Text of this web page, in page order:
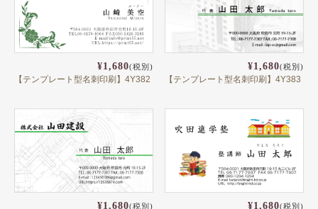
¥1,680(税別)
【テンプレート型名刺印刷】4Y382
¥1,680(税別)
【テンプレート型名刺印刷】4Y383
¥1,680(税別) ¥1,680(税別)